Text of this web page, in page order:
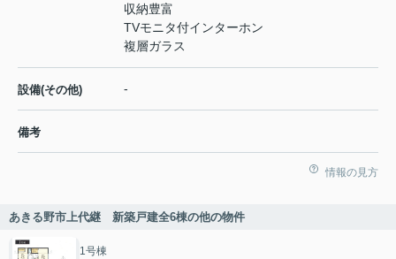
収納豊富
TVモニタ付インターホン
複層ガラス
設備(その他) -
備考
情報の見方
あきる野市上代継 新築戸建全6棟の他の物件
1号棟